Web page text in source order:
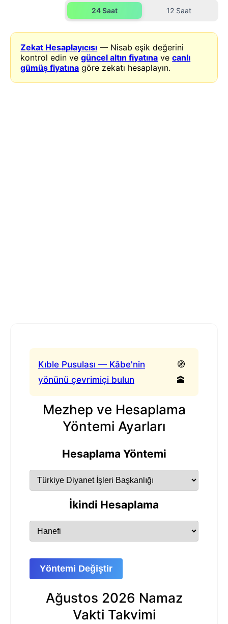
24 Saat 12 Saat
Zekat Hesaplayıcısı — Nisab eşik değerini
kontrol edin vegüncel altın fiyatına vecanlı
gümüş fiyatına göre zekatı hesaplayın.
Kıble Pusulası — Kâbe'nin
yönünü çevrimiçi bulun
🧭
🕋
Mezhep ve Hesaplama
Yöntemi Ayarları
Hesaplama Yöntemi
İkindi Hesaplama
Yöntemi Değiştir
Ağustos 2026 Namaz
Vakti Takvimi